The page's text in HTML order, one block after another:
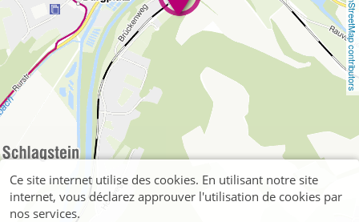
OpenStreetMap contributors
Ce site internet utilise des cookies. En utilisant notre site
internet, vous déclarez approuver l'utilisation de cookies par
nos services.